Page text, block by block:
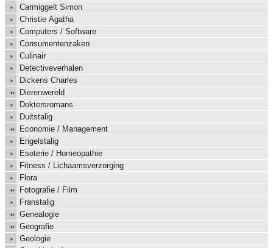
Carmiggelt Simon
Christie Agatha
Computers / Software
Consumentenzaken
Culinair
Detectiveverhalen
Dickens Charles
Dierenwereld
Doktersromans
Duitstalig
Economie / Management
Engelstalig
Esoterie / Homeopathie
Fitness / Lichaamsverzorging
Flora
Fotografie / Film
Franstalig
Genealogie
Geografie
Geologie